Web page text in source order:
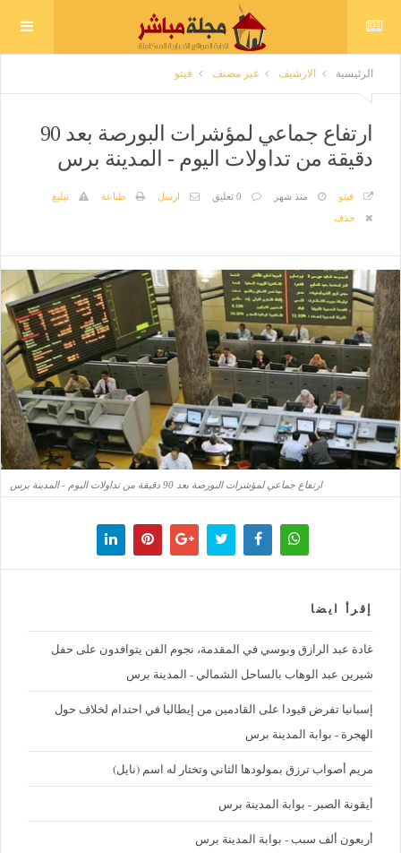
الرئيسية الارشيف غير مصنف فيتو
ارتفاع جماعي لمؤشرات البورصة بعد 90
دقيقة من تداولات اليوم - المدينة برس
فيتو منذ شهر 0 تعليق ارسل طباعة
تبليغ
حذف
ارتفاع جماعي لمؤشرات البورصة بعد 90 دقيقة من تداولات اليوم - المدينة برس
إقرأ ايضا
غادة عبد الرازق وبوسي في المقدمة، نجوم الفن يتوافدون على حفل
شيرين عبد الوهاب بالساحل الشمالي - المدينة برس
إسبانيا تفرض قيودا على القادمين من إيطاليا في احتدام لخلاف حول
الهجرة - بوابة المدينة برس
مريم أصواب ترزق بمولودها الثاني وتختار له اسم (نايل)
أيقونة الصبر - بوابة المدينة برس
أربعون ألف سبب - بوابة المدينة برس